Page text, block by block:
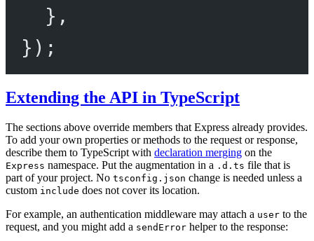
},
});
Extending the API in TypeScript
The sections above override members that Express already provides.
To add your own properties or methods to the request or response,
describe them to TypeScript with declaration merging on the
Express namespace. Put the augmentation in a .d.ts file that is
part of your project. No tsconfig.json change is needed unless a
custom include does not cover its location.
For example, an authentication middleware may attach a user to the
request, and you might add a sendError helper to the response: